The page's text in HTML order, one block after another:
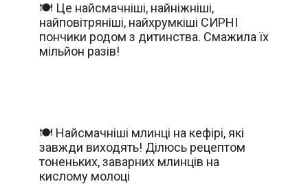
🍽️ Це найсмачніші, найніжніші,
найповітряніші, найхрумкіші СИРНІ
пончики родом з дитинства. Смажила їх
мільйон разів!
🍽️ Найсмачніші млинці на кефірі, які
завжди виходять! Ділюсь рецептом
тоненьких, заварних млинців на
кислому молоці